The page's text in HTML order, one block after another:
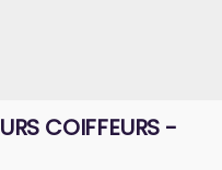
COIFFEURS -